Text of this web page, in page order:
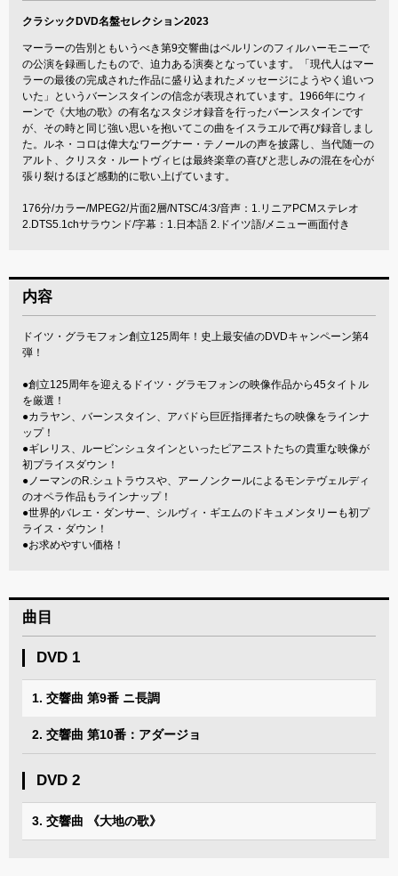
クラシックDVD名盤セレクション2023
マーラーの告別ともいうべき第9交響曲はベルリンのフィルハーモニーで
の公演を録画したもので、迫力ある演奏となっています。「現代人はマー
ラーの最後の完成された作品に盛り込まれたメッセージにようやく追いつ
いた」というバーンスタインの信念が表現されています。1966年にウィ
ーンで《大地の歌》の有名なスタジオ録音を行ったバーンスタインです
が、その時と同じ強い思いを抱いてこの曲をイスラエルで再び録音しまし
た。ルネ・コロは偉大なワーグナー・テノールの声を披露し、当代随一の
アルト、クリスタ・ルートヴィヒは最終楽章の喜びと悲しみの混在を心が
張り裂けるほど感動的に歌い上げています。
176分/カラー/MPEG2/片面2層/NTSC/4:3/音声：1.リニアPCMステレオ
2.DTS5.1chサラウンド/字幕：1.日本語 2.ドイツ語/メニュー画面付き
内容
ドイツ・グラモフォン創立125周年！史上最安値のDVDキャンペーン第4
弾！
●創立125周年を迎えるドイツ・グラモフォンの映像作品から45タイトル
を厳選！
●カラヤン、バーンスタイン、アバドら巨匠指揮者たちの映像をラインナ
ップ！
●ギレリス、ルービンシュタインといったピアニストたちの貴重な映像が
初プライスダウン！
●ノーマンのR.シュトラウスや、アーノンクールによるモンテヴェルディ
のオペラ作品もラインナップ！
●世界的バレエ・ダンサー、シルヴィ・ギエムのドキュメンタリーも初プ
ライス・ダウン！
●お求めやすい価格！
曲目
DVD 1
1. 交響曲 第9番 ニ長調
2. 交響曲 第10番：アダージョ
DVD 2
3. 交響曲 《大地の歌》